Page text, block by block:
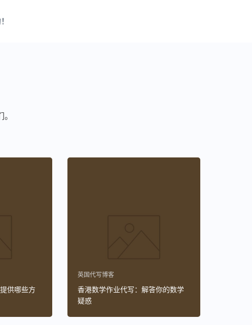
供哪些方
英国代写博客
香港数学作业代写：解答你的数学
疑惑